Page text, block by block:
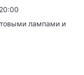
лампами и